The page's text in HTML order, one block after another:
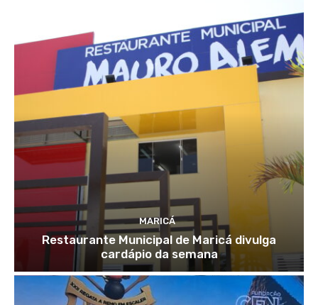
MARICÁ
Restaurante Municipal de Maricá divulga
cardápio da semana